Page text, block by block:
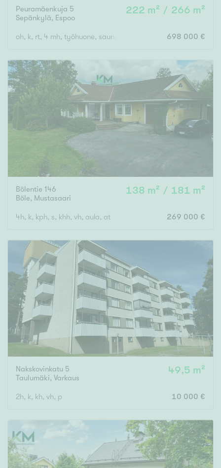
Asuinpinta-ala Kokonaispinta-ala
m²
Rakennusvuosi
Vain uudiskohteet
Arvokohteet
Vain arvokohteet Ei arvokohteita
Kunto
Hyvä
Tyydyttävä
Välttävä
Ominaisuudet
Hissi
Järvi- tai merinäköala
Maalämpö
Oma ranta
Oma sauna
Senioriasunto
Peuramäenkuja 5
Sepänkylä, Espoo
222 m² / 266 m²
oh, k, rt, 4 mh, työhuone, saunaosasto, th, varasto, at/varasto
698 000 €
Bölentie 146
Böle, Mustasaari
138 m² / 181 m²
4h, k, kph, s, khh, vh, aula, at 269 000 €
Nakskovinkatu 5
Taulumäki, Varkaus
49,5 m²
2h, k, kh, vh, p 10 000 €